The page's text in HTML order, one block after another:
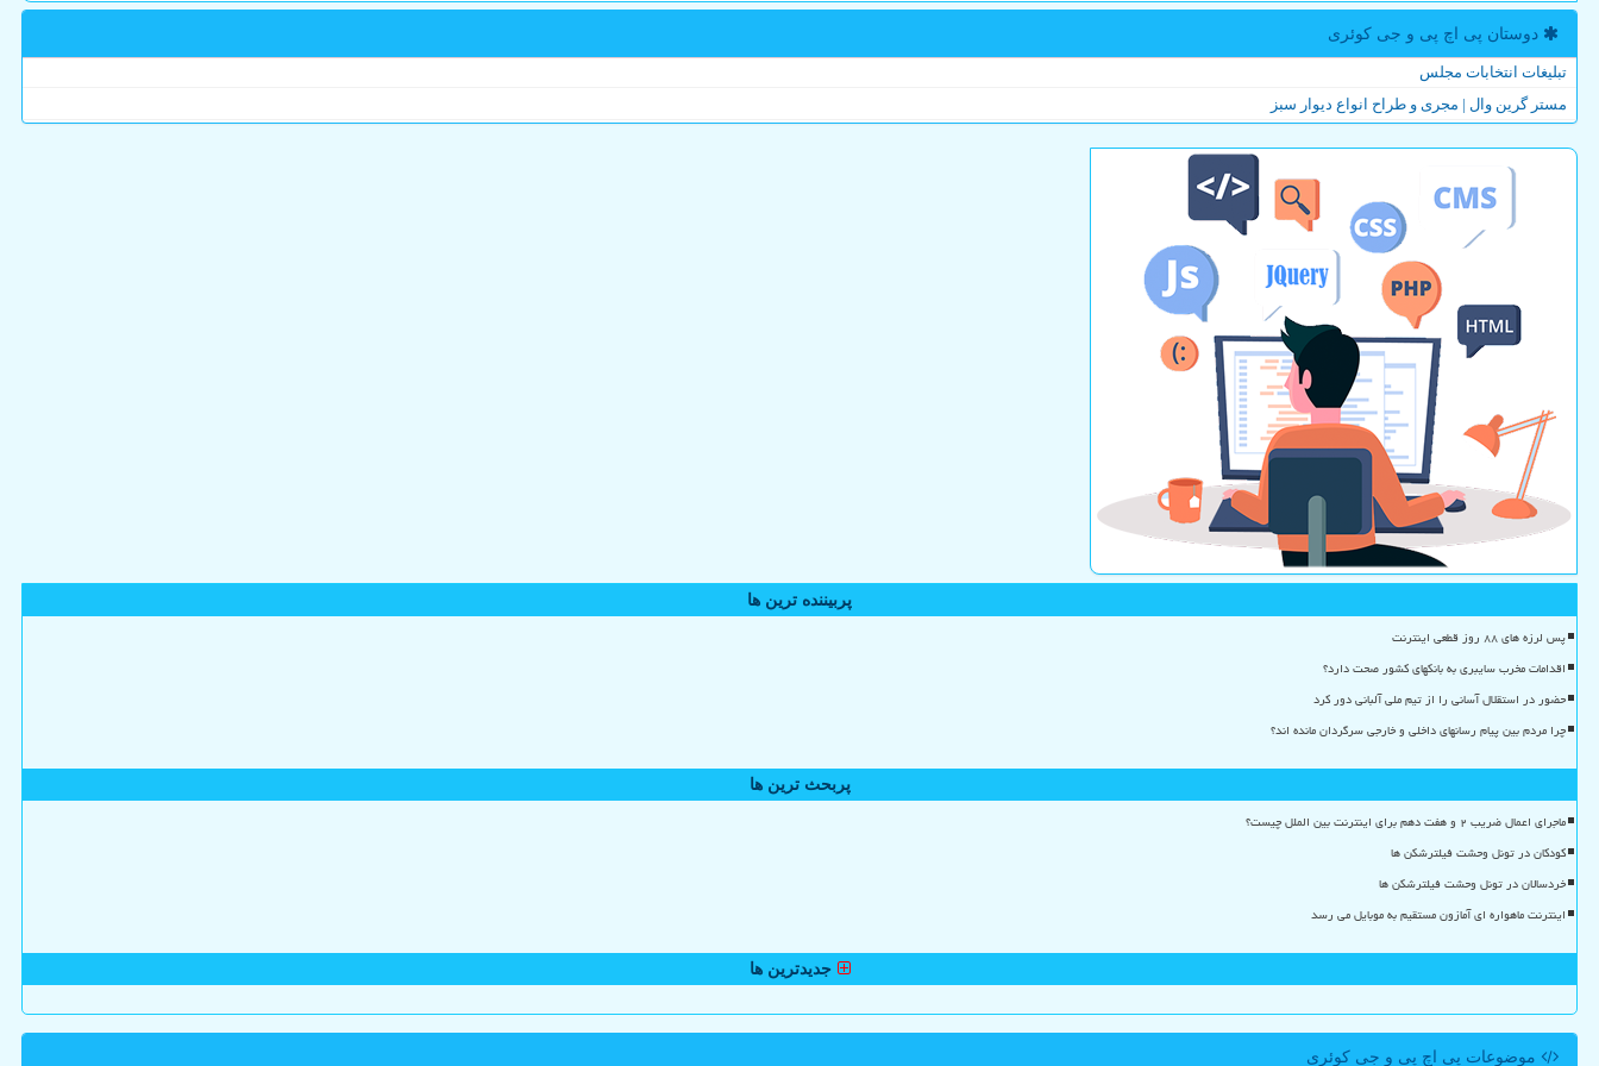
دوستان پی اچ پی و جی كوئری
تبلیغات انتخابات مجلس
مستر گرین وال | مجری و طراح انواع دیوار سبز
پربیننده ترین ها
پس لرزه های ۸۸ روز قطعی اینترنت
اقدامات مخرب سایبری به بانکهای کشور صحت دارد؟
حضور در استقلال آسانی را از تیم ملی آلبانی دور کرد
چرا مردم بین پیام رسانهای داخلی و خارجی سرگردان مانده اند؟
پربحث ترین ها
ماجرای اعمال ضریب ۲ و هفت دهم برای اینترنت بین الملل چیست؟
کودکان در تونل وحشت فیلترشکن ها
خردسالان در تونل وحشت فیلترشکن ها
اینترنت ماهواره ای آمازون مستقیم به موبایل می رسد
جدیدترین ها
موضوعات پی اچ پی و جی كوئری